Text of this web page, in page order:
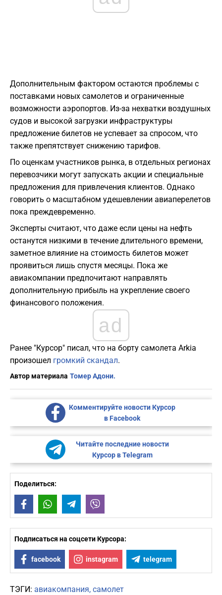
Дополнительным фактором остаются проблемы с
поставками новых самолетов и ограниченные
возможности аэропортов. Из-за нехватки воздушных
судов и высокой загрузки инфраструктуры
предложение билетов не успевает за спросом, что
также препятствует снижению тарифов.
По оценкам участников рынка, в отдельных регионах
перевозчики могут запускать акции и специальные
предложения для привлечения клиентов. Однако
говорить о масштабном удешевлении авиаперелетов
пока преждевременно.
Эксперты считают, что даже если цены на нефть
останутся низкими в течение длительного времени,
заметное влияние на стоимость билетов может
проявиться лишь спустя месяцы. Пока же
авиакомпании предпочитают направлять
дополнительную прибыль на укрепление своего
финансового положения.
ad
Ранее "Курсор" писал, что на борту самолета Arkia
произошел громкий скандал.
Автор материала Томер Адони.
Комментируйте новости Курсор
в Facebook
Читайте последние новости
Курсор в Telegram
Поделиться:
FacebookWhatsAppTelegram
Подписаться на соцсети Курсора:
facebook instagram telegram
ТЭГИ: авиакомпания самолет